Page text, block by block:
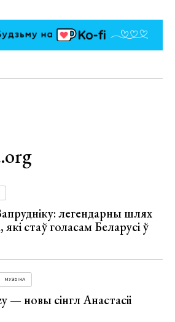
легендарны шлях
стаў голасам Беларусі ў
МУЗЫКА
— новы сінгл Анастасіі